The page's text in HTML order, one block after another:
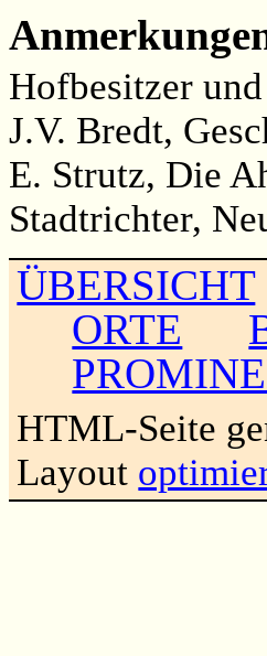
Hofbesitzer
J.V. Bredt,
E. Strutz, Die
Stadtrichter,
ÜBERSICHT
ORTE
HTML-Seite
Layout